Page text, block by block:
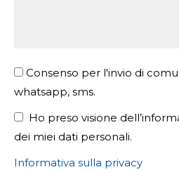
Consenso per l'invio di
whatsapp, sms.
Ho preso visione
dei miei dati personali.
Informativa sulla privacy